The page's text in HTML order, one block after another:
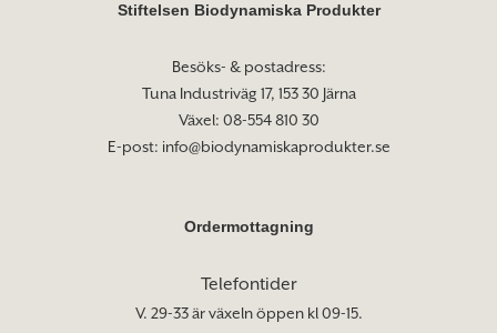
Stiftelsen Biodynamiska Produkter
Besöks- & postadress:
Tuna Industriväg 17, 153 30 Järna
Växel: 08-554 810 30
E-post: info@biodynamiskaprodukter.se
Ordermottagning
Telefontider
V. 29-33 är växeln öppen kl 09-15.